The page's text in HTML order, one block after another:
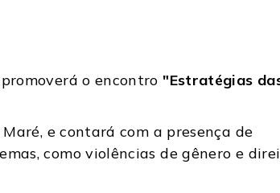
o encontro "Estratégias
e contará com a presença de
como violências de gênero e